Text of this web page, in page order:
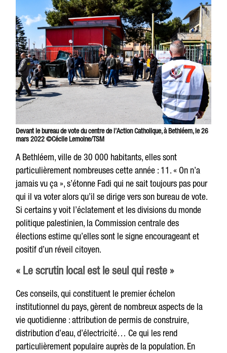
Devant le bureau de vote du centre de l’Action Catholique, à Bethléem, le 26
mars 2022 ©Cécile Lemoine/TSM
A Bethléem, ville de 30 000 habitants, elles sont
particulièrement nombreuses cette année : 11. « On n’a
jamais vu ça », s’étonne Fadi qui ne sait toujours pas pour
qui il va voter alors qu’il se dirige vers son bureau de vote.
Si certains y voit l’éclatement et les divisions du monde
politique palestinien, la Commission centrale des
élections estime qu’elles sont le signe encourageant et
positif d’un réveil citoyen.
« Le scrutin local est le seul qui reste »
Ces conseils, qui constituent le premier échelon
institutionnel du pays, gèrent de nombreux aspects de la
vie quotidienne : attribution de permis de construire,
distribution d’eau, d’électricité… Ce qui les rend
particulièrement populaire auprès de la population. En